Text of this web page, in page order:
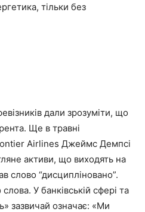
тільки без
дали зрозуміти, що
Ще в травні
Airlines Джеймс Демпсі
активи, що виходять на
слово “дисципліновано”.
У банківській сфері та
зазвичай означає: «Ми